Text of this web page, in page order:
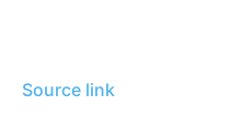
Source link